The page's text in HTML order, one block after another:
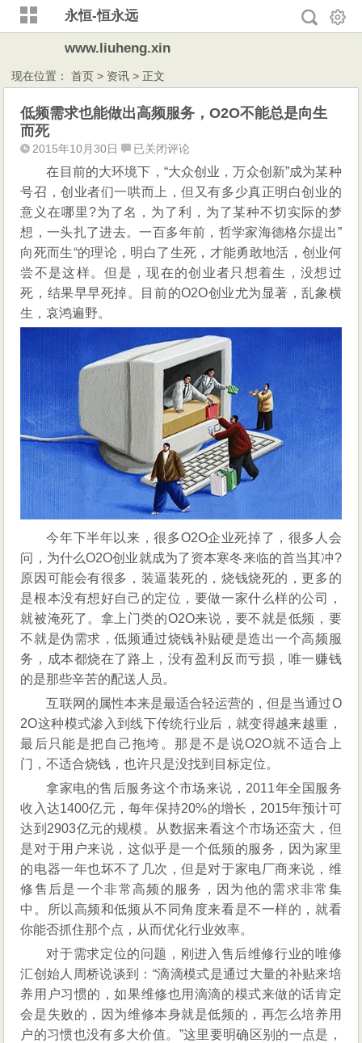
永恒-恒永远
www.liuheng.xin
现在位置：首页 > 资讯 > 正文
低频需求也能做出高频服务，O2O不能总是向生
而死
2015年10月30日
低
频
需
求
也
能
做
高
服
务，
O2O
不
能
总
是
向
生
而
死
已关闭评论
在目前的大环境下，“大众创业，万众创新”成为某种
号召，创业者们一哄而上，但又有多少真正明白创业的
意义在哪里?为了名，为了利，为了某种不切实际的梦
想，一头扎了进去。一百多年前，哲学家海德格尔提出”
向死而生“的理论，明白了生死，才能勇敢地活，创业何
尝不是这样。但是，现在的创业者只想着生，没想过
死，结果早早死掉。目前的O2O创业尤为显著，乱象横
生，哀鸿遍野。
今年下半年以来，很多O2O企业死掉了，很多人会
问，为什么O2O创业就成为了资本寒冬来临的首当其冲?
原因可能会有很多，装逼装死的，烧钱烧死的，更多的
是根本没有想好自己的定位，要做一家什么样的公司，
就被淹死了。拿上门类的O2O来说，要不就是低频，要
不就是伪需求，低频通过烧钱补贴硬是造出一个高频服
务，成本都烧在了路上，没有盈利反而亏损，唯一赚钱
的是那些辛苦的配送人员。
互联网的属性本来是最适合轻运营的，但是当通过O
2O这种模式渗入到线下传统行业后，就变得越来越重，
最后只能是把自己拖垮。那是不是说O2O就不适合上
门，不适合烧钱，也许只是没找到目标定位。
拿家电的售后服务这个市场来说，2011年全国服务
收入达1400亿元，每年保持20%的增长，2015年预计可
达到2903亿元的规模。从数据来看这个市场还蛮大，但
是对于用户来说，这似乎是一个低频的服务，因为家里
的电器一年也坏不了几次，但是对于家电厂商来说，维
修售后是一个非常高频的服务，因为他的需求非常集
中。所以高频和低频从不同角度来看是不一样的，就看
你能否抓住那个点，从而优化行业效率。
对于需求定位的问题，刚进入售后维修行业的唯修
汇创始人周桥说谈到：“滴滴模式是通过大量的补贴来培
养用户习惯的，如果维修也用滴滴的模式来做的话肯定
会是失败的，因为维修本身就是低频的，再怎么培养用
户的习惯也没有多大价值。”这里要明确区别的一点是，